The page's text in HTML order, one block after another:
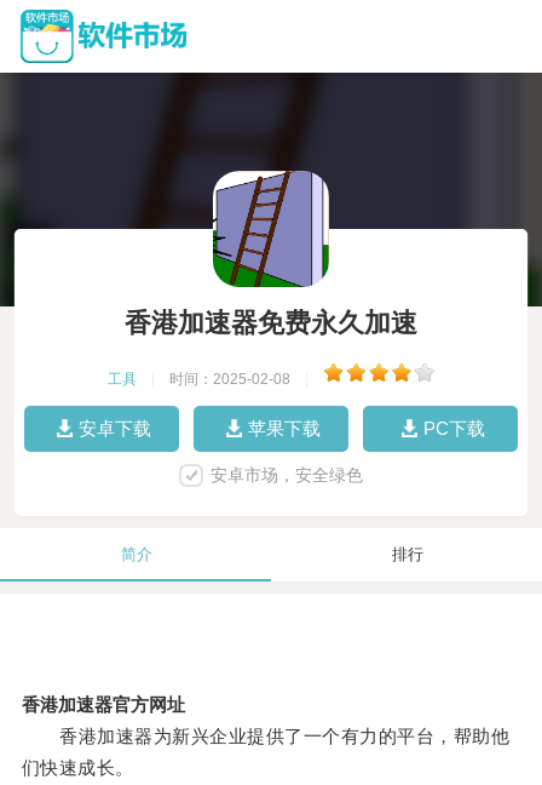
香港加速器免费永久加速
工具 时间：2025-02-08
安卓下载 苹果下载 PC下载
安卓市场，安全绿色
简介 排行
香港加速器官方网址
香港加速器为新兴企业提供了一个有力的平台，帮助他
们快速成长。